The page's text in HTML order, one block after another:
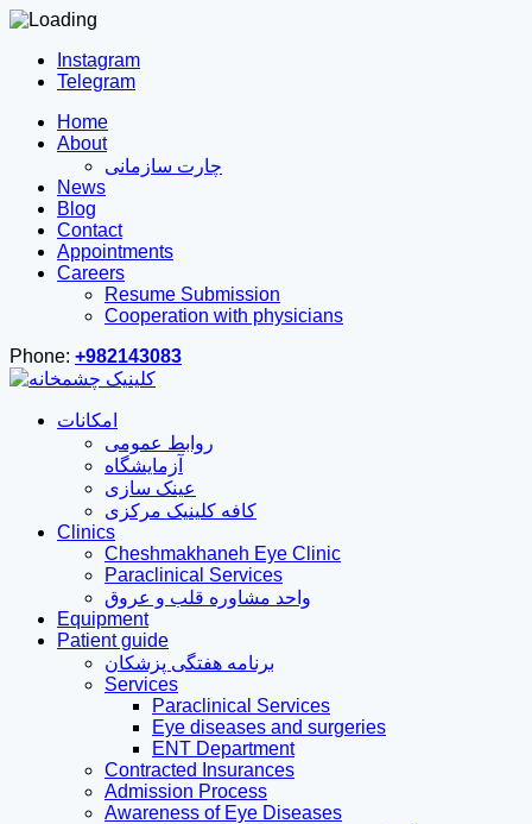
Instagram
Telegram
Home
About
چارت سازمانی
News
Blog
Contact
Appointments
Careers
Resume Submission
Cooperation with physicians
Phone: +982143083
امکانات
روابط عمومی
آزمایشگاه
عینک سازی
کافه کلینیک مرکزی
Clinics
Cheshmakhaneh Eye Clinic
Paraclinical Services
واحد مشاوره قلب و عروق
Equipment
Patient guide
برنامه هفتگی پزشکان
Services
Paraclinical Services
Eye diseases and surgeries
ENT Department
Contracted Insurances
Admission Process
Awareness of Eye Diseases